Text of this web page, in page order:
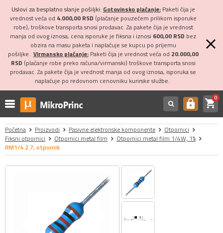
Uslovi za besplatno slanje pošiljki: Gotovinsko plaćanje:Paketi čija je
vrednost veća od 4.000,00 RSD (plaćanje pouzećem prilikom isporuke
robe), troškove transporta snosi prodavac. Za pakete čija je vrednost
manja od ovog iznosa, cena isporuke je fiksna i iznosi 600,00 RSD bez
obzira na masu paketa i naplaćuje se kupcu po prijemu
pošiljke. Virmansko plaćanje:Paketi čija je vrednost veća od 20.000,00
RSD (plaćanje robe preko računa/virmanski) troškove transporta snosi
prodavac. Za pakete čija je vrednost manja od ovog iznosa, isporuka se
naplaćuje po redovnom cenovniku kurirske službe.
https shopping_cart0
Početna Proizvodi Pasivne elektronske komponente
Otpornici
Fiksni otpornici
Otpornici metal film
Otpornici metal film 1/4W, 1%
RM1/4 2.7, otpornik